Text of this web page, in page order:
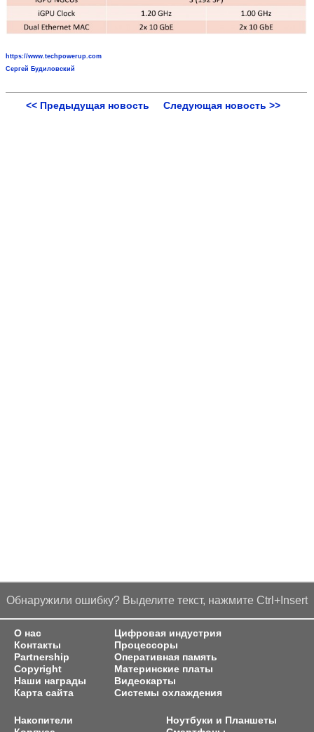
https://www.techpowerup.com
Сергей Будиловский
<< Предыдущая новость Следующая новость >>
Обнаружили ошибку? Выделите текст, нажмите Ctrl+Insert
О нас
Контакты
Partnership
Copyright
Наши награды
Карта сайта
Цифровая индустрия
Процессоры
Оперативная память
Материнские платы
Видеокарты
Системы охлаждения
Накопители
Ноутбуки и Планшеты